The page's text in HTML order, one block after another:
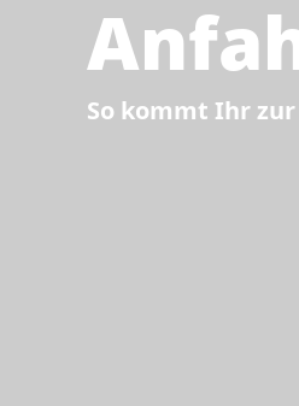
So kommt Ihr